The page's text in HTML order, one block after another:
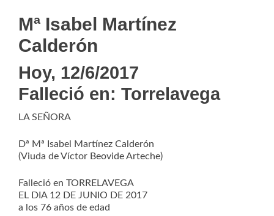
Mª Isabel Martínez
Calderón
Hoy, 12/6/2017
Falleció en: Torrelavega
LA SEÑORA
Dª Mª Isabel Martínez Calderón
(Viuda de Víctor Beovide Arteche)
Falleció en TORRELAVEGA
EL DIA 12 DE JUNIO DE 2017
a los 76 años de edad